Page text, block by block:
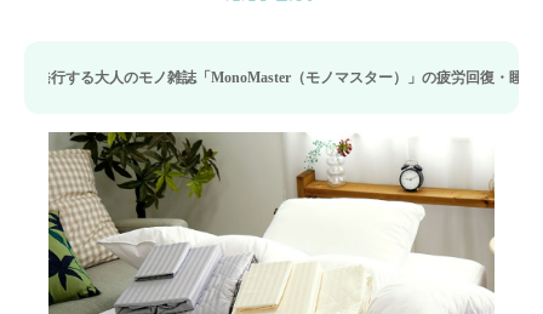
「MonoMaster（モノマスター）」の疲労回復・睡眠の向上特集に当社のリカバ